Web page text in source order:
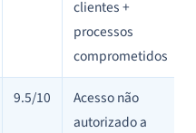
clientes +
processos
comprometidos
9.5/10
Acesso não
autorizado a